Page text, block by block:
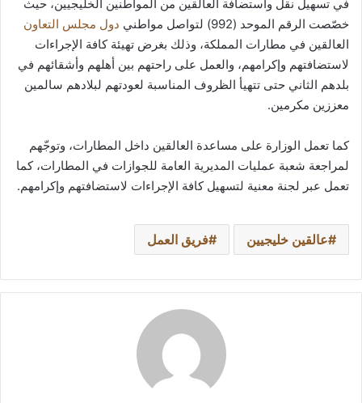
في تسهيل نقل واستضافة العالقين من المواطنين الخليجيين، حيث
خصّصت الرقم الموحد (992) لتواصل مواطني
دول مجلس التعاون
العالقين في مطارات المملكة، وذلك بغرض تهيئة كافة الإجراءات
لاستضافتهم وإكرامهم، والعمل على راحتهم بين أهلهم وأشقائهم في
بلدهم الثاني حتى تتهيأ الظروف المناسبة لعودتهم لبلادهم سالمين
معززين مكرمين.
كما تعمل الوزارة على مساعدة العالقين داخل المطارات، وتوجّهم
لمراجعة شعبة عمليات المديرية العامة للجوازات في المطارات، كما
تعمل عبر لجنة معنية لتسهيل كافة الإجراءات لاستضافتهم وإكرامهم.
عالقين خليجيين فريق العمل